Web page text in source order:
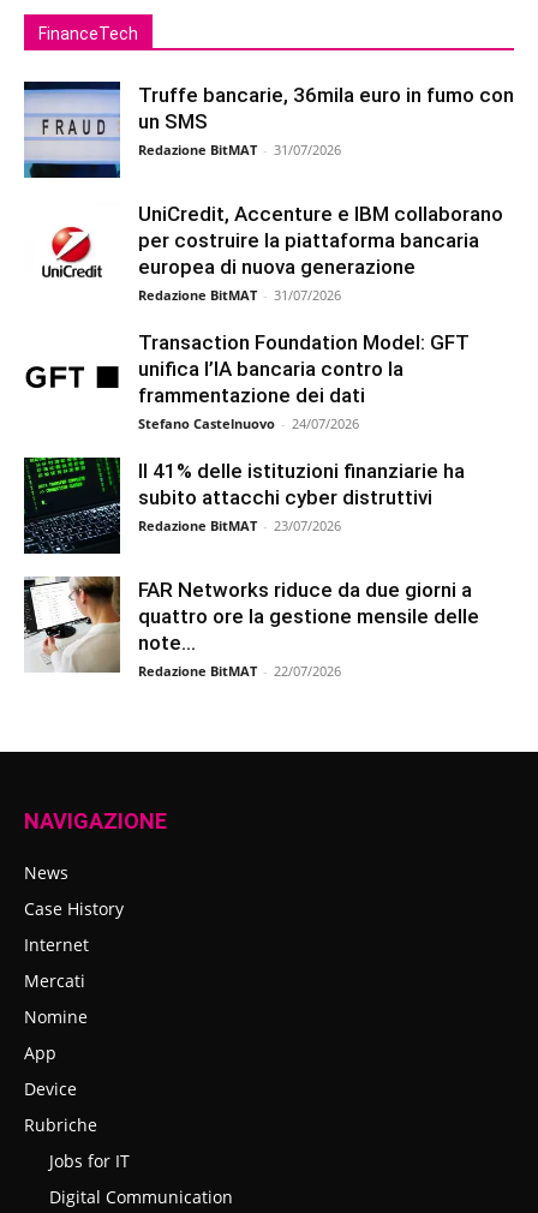
FinanceTech
Truffe bancarie, 36mila euro in fumo con
un SMS
Redazione BitMAT - 31/07/2026
UniCredit, Accenture e IBM collaborano
per costruire la piattaforma bancaria
europea di nuova generazione
Redazione BitMAT - 31/07/2026
Transaction Foundation Model: GFT
unifica l’IA bancaria contro la
frammentazione dei dati
Stefano Castelnuovo - 24/07/2026
Il 41% delle istituzioni finanziarie ha
subito attacchi cyber distruttivi
Redazione BitMAT - 23/07/2026
FAR Networks riduce da due giorni a
quattro ore la gestione mensile delle
note...
Redazione BitMAT - 22/07/2026
NAVIGAZIONE
News
Case History
Internet
Mercati
Nomine
App
Device
Rubriche
Jobs for IT
Digital Communication